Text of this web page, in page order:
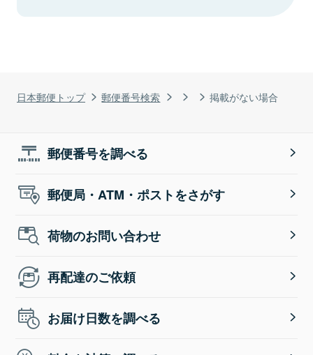
日本郵便トップ 郵便番号検索 掲載がない場合
郵便番号を調べる
郵便局・ATM・ポストをさがす
荷物のお問い合わせ
再配達のご依頼
お届け日数を調べる